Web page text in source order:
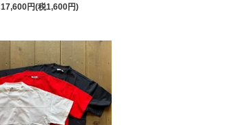
17,600円(税1,600円)